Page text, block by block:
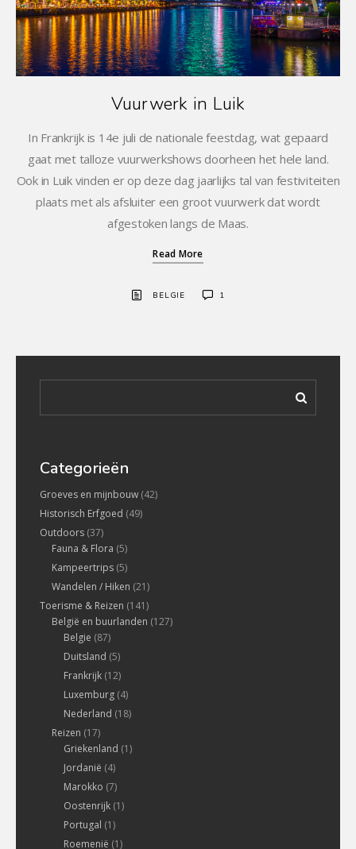
Vuurwerk in Luik
In Frankrijk is 14e juli de nationale feestdag, wat gepaard
gaat met talloze vuurwerkshows doorheen het hele land.
Ook in Luik vinden er op deze dag jaarlijks tal van festiviteiten
plaats met als afsluiter een groot vuurwerk dat wordt
afgestoken langs de Maas.
Read More
BELGIE 1
Categorieën
Groeves en mijnbouw (42)
Historisch Erfgoed (49)
Outdoors (37)
Fauna & Flora (5)
Kampeertrips (5)
Wandelen / Hiken (21)
Toerisme & Reizen (141)
België en buurlanden (127)
Belgie (87)
Duitsland (5)
Frankrijk (12)
Luxemburg (4)
Nederland (18)
Reizen (17)
Griekenland (1)
Jordanië (4)
Marokko (7)
Oostenrijk (1)
Portugal (1)
Roemenië (1)